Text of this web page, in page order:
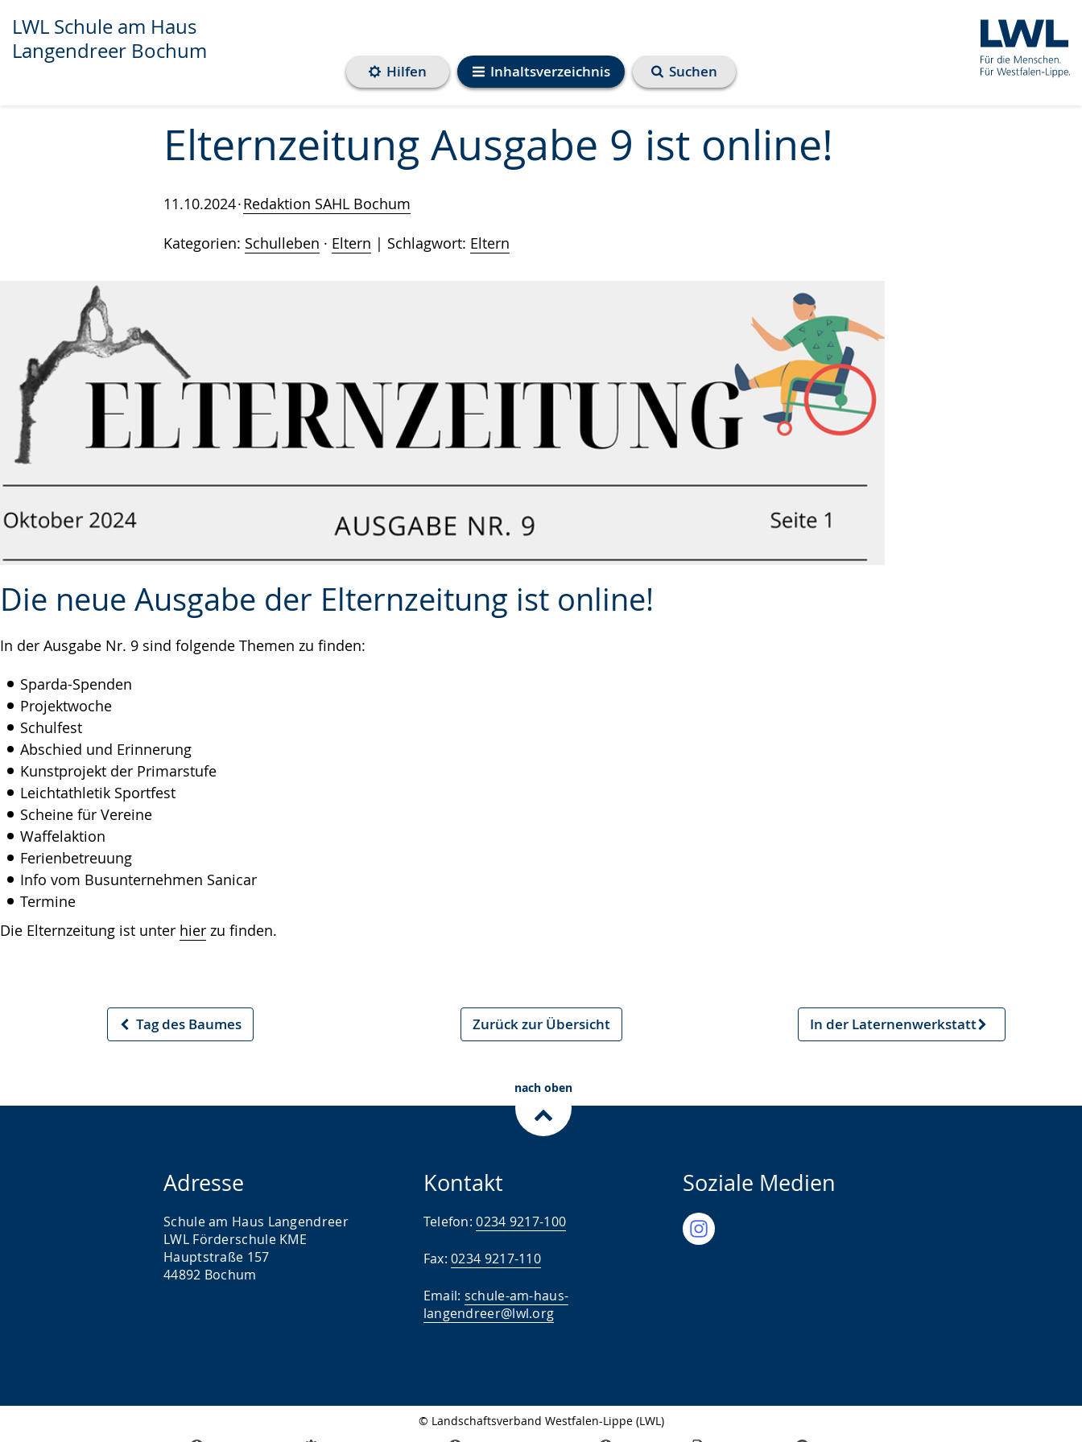
LWL Schule am Haus
Langendreer Bochum
Inhaltsverzeichnis
Hilfen Suchen
Elternzeitung Ausgabe 9 ist online!
11.10.2024 Redaktion SAHL Bochum
Kategorien: Schulleben · Eltern Schlagwort: Eltern
Die neue Ausgabe der Elternzeitung ist online!
In der Ausgabe Nr. 9 sind folgende Themen zu finden:
Sparda-Spenden
Projektwoche
Schulfest
Abschied und Erinnerung
Kunstprojekt der Primarstufe
Leichtathletik Sportfest
Scheine für Vereine
Waffelaktion
Ferienbetreuung
Info vom Busunternehmen Sanicar
Termine
Die Elternzeitung ist unter hier zu finden.
Vorheriger
Tag des Baumes Zurück zur Übersicht In der Laternenwerkstatt
Nächster
nach oben
Adresse
Schule am Haus Langendreer
LWL Förderschule KME
Hauptstraße 157
44892 Bochum
Kontakt
Telefon:0234 9217-100
Fax:0234 9217-110
Email: schule-am-haus-
langendreer@lwl.org
Soziale Medien
© Landschaftsverband Westfalen-Lippe (LWL)